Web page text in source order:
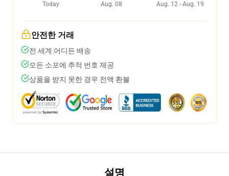
Today
Aug. 08
Aug. 12 - Aug. 19
안전한 거래
전 세계 어디든 배송
모든 소포에 추적 번호 제공
상품을 받지 못한 경우 전액 환불
설명